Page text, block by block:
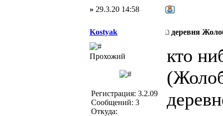
» 29.3.20 14:58
Kostyak деревня
Прохожий
Регистрация: 3.2.09
Сообщений: 3
Откуда:
кто